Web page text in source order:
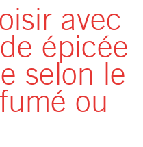
avec
épicée
selon le
ou